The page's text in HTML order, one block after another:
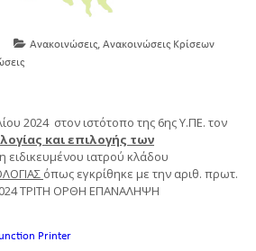
Ανακοινώσεις, Ανακοινώσεις Κρίσεων
2024 στον ιστότοπο της 6ης Υ.ΠΕ. τον
και επιλογής των
ειδικευμένου ιατρού κλάδου
όπως εγκρίθηκε με την αριθ. πρωτ.
ΤΡΙΤΗ ΟΡΘΗ ΕΠΑΝΑΛΗΨΗ
Printer